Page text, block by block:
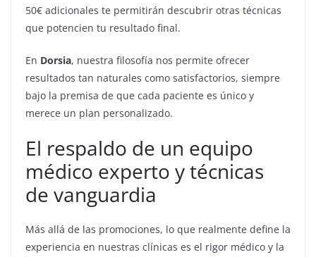
50€ adicionales te permitirán descubrir otras técnicas
que potencien tu resultado final.
En Dorsia, nuestra filosofía nos permite ofrecer
resultados tan naturales como satisfactorios, siempre
bajo la premisa de que cada paciente es único y
merece un plan personalizado.
El respaldo de un equipo
médico experto y técnicas
de vanguardia
Más allá de las promociones, lo que realmente define la
experiencia en nuestras clínicas es el rigor médico y la